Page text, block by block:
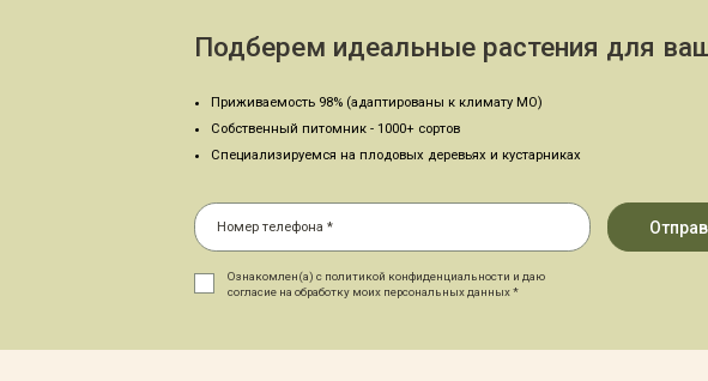
Подберем идеальные растения для
Приживаемость 98% (адаптированы к климату МО)
Собственный питомник - 1000+ сортов
Специализируемся на плодовых деревьях и кустарниках
Ознакомлен(а) с политикой конфиденциальности и даю
согласие на обработку моих персональных данных *